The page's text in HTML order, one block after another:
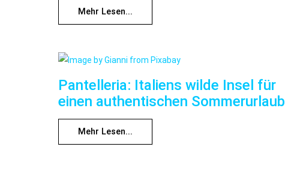
Mehr Lesen...
Pantelleria: Italiens wilde Insel für
einen authentischen Sommerurlaub
Mehr Lesen...